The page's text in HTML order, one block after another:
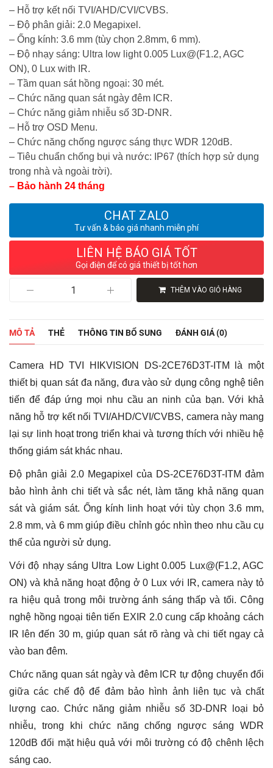
– Hỗ trợ kết nối TVI/AHD/CVI/CVBS.
– Độ phân giải: 2.0 Megapixel.
– Ống kính: 3.6 mm (tùy chọn 2.8mm, 6 mm).
– Độ nhạy sáng: Ultra low light 0.005 Lux@(F1.2, AGC
ON), 0 Lux with IR.
– Tầm quan sát hồng ngoại: 30 mét.
– Chức năng quan sát ngày đêm ICR.
– Chức năng giảm nhiễu số 3D-DNR.
– Hỗ trợ OSD Menu.
– Chức năng chống ngược sáng thực WDR 120dB.
– Tiêu chuẩn chống bụi và nước: IP67 (thích hợp sử dụng
trong nhà và ngoài trời).
– Bảo hành 24 tháng
CHAT ZALO
Tư vấn & báo giá nhanh miễn phí
LIÊN HỆ BÁO GIÁ TỐT
Gọi điện để có giá thiết bị tốt hơn
Dome
2.0
Megapixel
DS-
2CE76D3T-
ITM
số
lượng
THÊM VÀO GIỎ HÀNG
MÔ TẢ THẺ THÔNG TIN BỔ SUNG ĐÁNH GIÁ (0)
Camera HD TVI HIKVISION DS-2CE76D3T-ITM là một
thiết bị quan sát đa năng, đưa vào sử dụng công nghệ tiên
tiến để đáp ứng mọi nhu cầu an ninh của bạn. Với khả
năng hỗ trợ kết nối TVI/AHD/CVI/CVBS, camera này mang
lại sự linh hoạt trong triển khai và tương thích với nhiều hệ
thống giám sát khác nhau.
Độ phân giải 2.0 Megapixel của DS-2CE76D3T-ITM đảm
bảo hình ảnh chi tiết và sắc nét, làm tăng khả năng quan
sát và giám sát. Ống kính linh hoạt với tùy chọn 3.6 mm,
2.8 mm, và 6 mm giúp điều chỉnh góc nhìn theo nhu cầu cụ
thể của người sử dụng.
Với độ nhạy sáng Ultra Low Light 0.005 Lux@(F1.2, AGC
ON) và khả năng hoạt động ở 0 Lux với IR, camera này tỏ
ra hiệu quả trong môi trường ánh sáng thấp và tối. Công
nghệ hồng ngoại tiên tiến EXIR 2.0 cung cấp khoảng cách
IR lên đến 30 m, giúp quan sát rõ ràng và chi tiết ngay cả
vào ban đêm.
Chức năng quan sát ngày và đêm ICR tự động chuyển đổi
giữa các chế độ để đảm bảo hình ảnh liên tục và chất
lượng cao. Chức năng giảm nhiễu số 3D-DNR loại bỏ
nhiễu, trong khi chức năng chống ngược sáng WDR
120dB đối mặt hiệu quả với môi trường có độ chênh lệch
sáng cao.